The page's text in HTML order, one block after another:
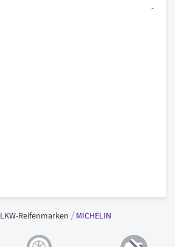
LKW-Reifenmarken MICHELIN